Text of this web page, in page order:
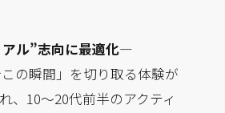
ル”志向に最適化—
の瞬間」を切り取る体験が
、10～20代前半のアクティ